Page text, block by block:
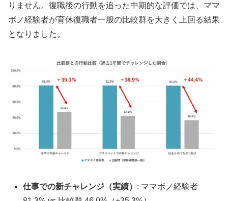
りません。復職後の行動を追った中期的な評価では、ママ
ボノ経験者が育休復職者一般の比較群を大きく上回る結果
となりました。
仕事での新チャレンジ（実績） : ママボノ経験者